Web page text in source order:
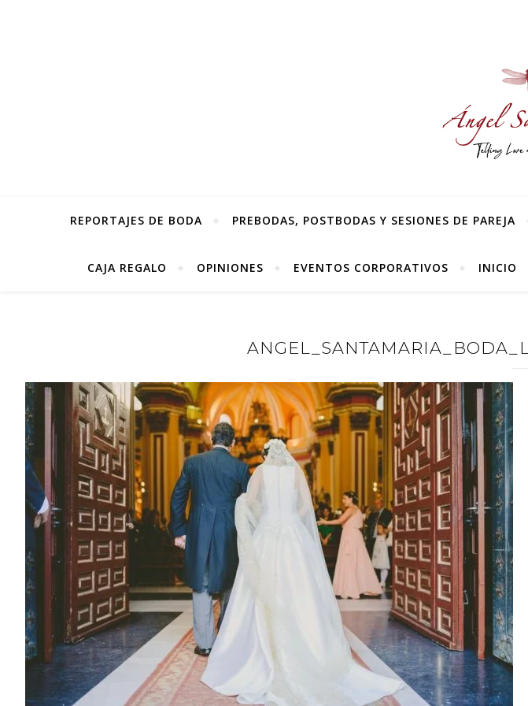
REPORTAJES DE BODA PREBODAS, POSTBODAS Y SESIONES DE PAREJA
CAJA REGALO OPINIONES EVENTOS CORPORATIVOS INICIO